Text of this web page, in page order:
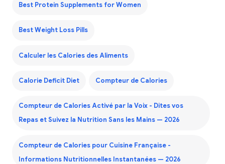
Best Protein Supplements for Women
Best Weight Loss Pills
Calculer les Calories des Aliments
Calorie Deficit Diet Compteur de Calories
Compteur de Calories Activé par la Voix - Dites vos
Repas et Suivez la Nutrition Sans les Mains — 2026
Compteur de Calories pour Cuisine Française -
Informations Nutritionnelles Instantanées — 2026